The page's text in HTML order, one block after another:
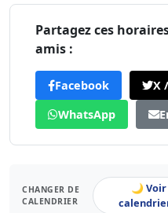
Partagez ces
amis :
Facebook
X
WhatsApp
CHANGER DE
CALENDRIER
🌙